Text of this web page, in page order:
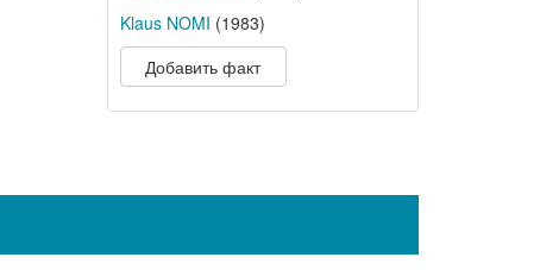
Klaus NOMI (1983)
Добавить факт